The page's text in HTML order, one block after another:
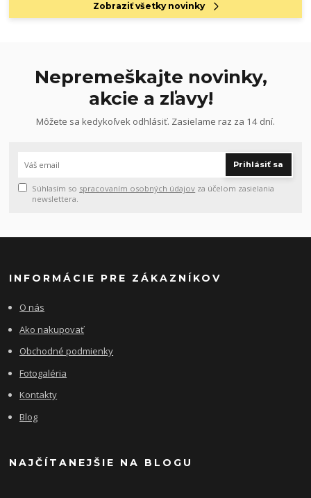
Zobraziť všetky novinky
Nepremeškajte novinky,
akcie a zľavy!
Môžete sa kedykoľvek odhlásiť. Zasielame raz za 14 dní.
Prihlásiť sa
Súhlasím so spracovaním osobných údajov za účelom zasielania
newslettera.
INFORMÁCIE PRE ZÁKAZNÍKOV
O nás
Ako nakupovať
Obchodné podmienky
Fotogaléria
Kontakty
Blog
NAJČÍTANEJŠIE NA BLOGU